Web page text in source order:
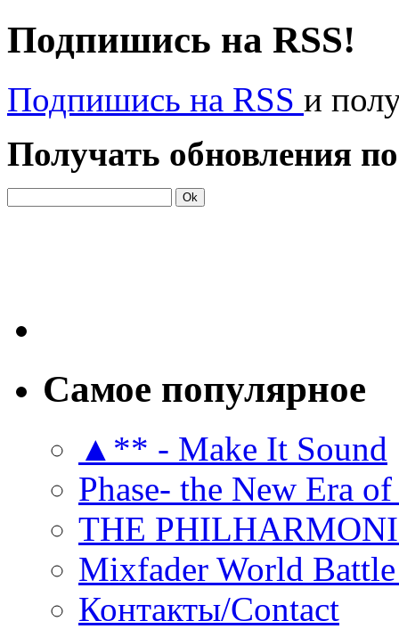
Подпишись на RSS!
Подпишись на RSS и
Получать обновления
Самое популярное
▲** - Make It Sound
Phase- the New Era
THE
Mixfader World
Контакты/Contact